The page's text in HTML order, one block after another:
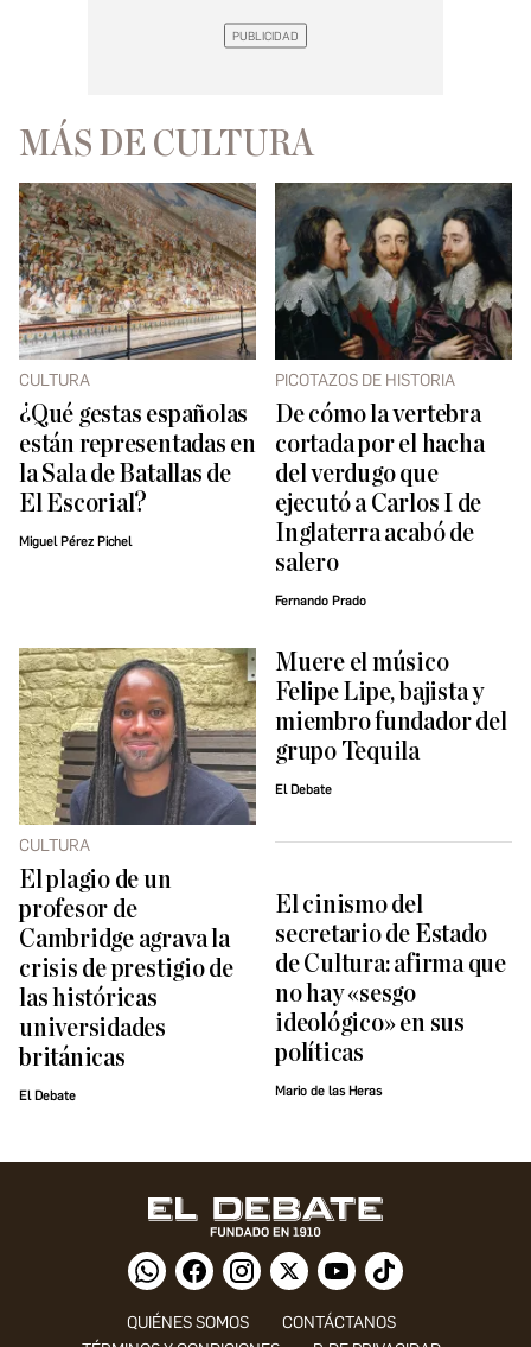
MÁS DE CULTURA
CULTURA
¿Qué gestas españolas
están representadas en
la Sala de Batallas de
El Escorial?
Miguel Pérez Pichel
PICOTAZOS DE HISTORIA
De cómo la vertebra
cortada por el hacha
del verdugo que
ejecutó a Carlos I de
Inglaterra acabó de
salero
Fernando Prado
CULTURA
El plagio de un
profesor de
Cambridge agrava la
crisis de prestigio de
las históricas
universidades
británicas
El Debate
Muere el músico
Felipe Lipe, bajista y
miembro fundador del
grupo Tequila
El Debate
El cinismo del
secretario de Estado
de Cultura: afirma que
no hay «sesgo
ideológico» en sus
políticas
Mario de las Heras
QUIÉNES SOMOS
CONTÁCTANOS